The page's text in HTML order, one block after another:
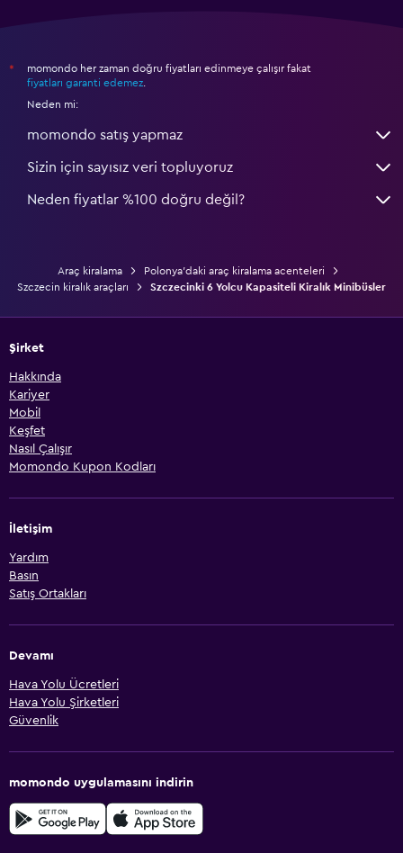
*
momondo her zaman doğru fiyatları edinmeye çalışır fakat
fiyatları garanti edemez.
Neden mi:
momondo satış yapmaz
Sizin için sayısız veri topluyoruz
Neden fiyatlar %100 doğru değil?
Araç kiralama
Polonya'daki araç kiralama acenteleri
Szczecin kiralık araçları
Szczecinki 6 Yolcu Kapasiteli Kiralık Minibüsler
Şirket
Hakkında
Kariyer
Mobil
Keşfet
Nasıl Çalışır
Momondo Kupon Kodları
İletişim
Yardım
Basın
Satış Ortakları
Devamı
Hava Yolu Ücretleri
Hava Yolu Şirketleri
Güvenlik
momondo uygulamasını indirin